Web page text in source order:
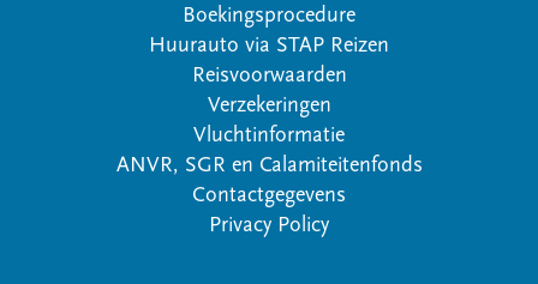
Boekingsprocedure
Huurauto via STAP Reizen
Reisvoorwaarden
Verzekeringen
Vluchtinformatie
ANVR, SGR en Calamiteitenfonds
Contactgegevens
Privacy Policy